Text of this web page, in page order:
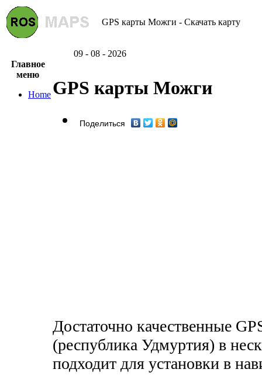
GPS карты Можги - Скачать карту
09 - 08 - 2026
Главное
меню
Home GPS карты Можги
Поделиться
Достаточно качественные
(республика Удмуртия) в
подходит для установки в